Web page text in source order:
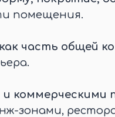
помещения.
часть общей
коммерческими
зонами,